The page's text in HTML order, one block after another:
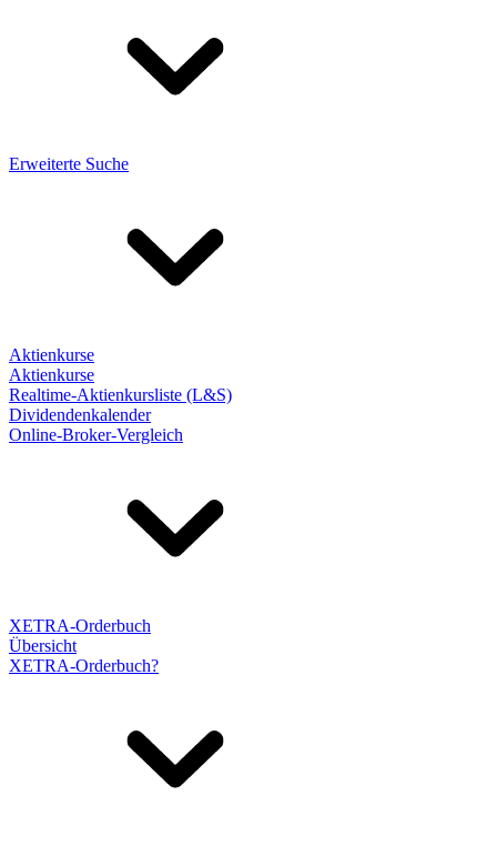
Erweiterte Suche
Aktienkurse
Aktienkurse
Realtime-Aktienkursliste (L&S)
Dividendenkalender
Online-Broker-Vergleich
XETRA-Orderbuch
Übersicht
XETRA-Orderbuch?